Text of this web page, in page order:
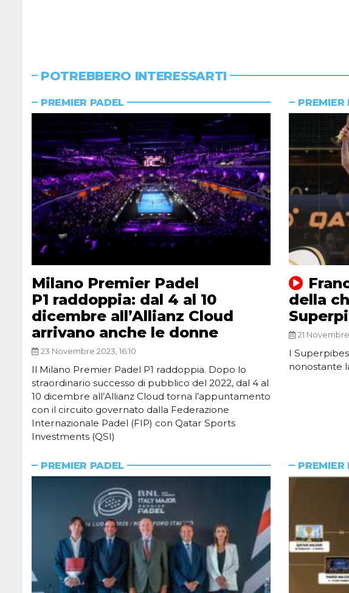
POTREBBERO INTERESSARTI
PREMIER PADEL
Milano Premier Padel
P1 raddoppia: dal 4 al 10
dicembre all’Allianz Cloud
arrivano anche le donne
23 Novembre 2023, 16:10
Il Milano Premier Padel P1 raddoppia. Dopo lo
straordinario successo di pubblico del 2022, dal 4 al
10 dicembre all’Allianz Cloud torna l’appuntamento
con il circuito governato dalla Federazione
Internazionale Padel (FIP) con Qatar Sports
Investments (QSI)
PREMIER
della
21
I
nonostante
PREMIER PADEL PREMIER